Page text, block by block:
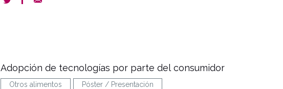
Adopción de tecnologías por parte del consumidor
Otros alimentos Póster / Presentación